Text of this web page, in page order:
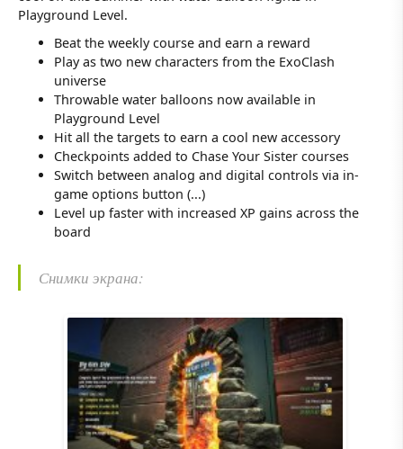
Playground Level.
Beat the weekly course and earn a reward
Play as two new characters from the ExoClash
universe
Throwable water balloons now available in
Playground Level
Hit all the targets to earn a cool new accessory
Checkpoints added to Chase Your Sister courses
Switch between analog and digital controls via in-
game options button (...)
Level up faster with increased XP gains across the
board
Снимки экрана: